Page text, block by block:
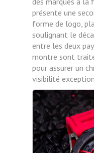
présente une
forme de logo,
soulignant le
entre les deux
montre sont
pour assurer un
visibilité